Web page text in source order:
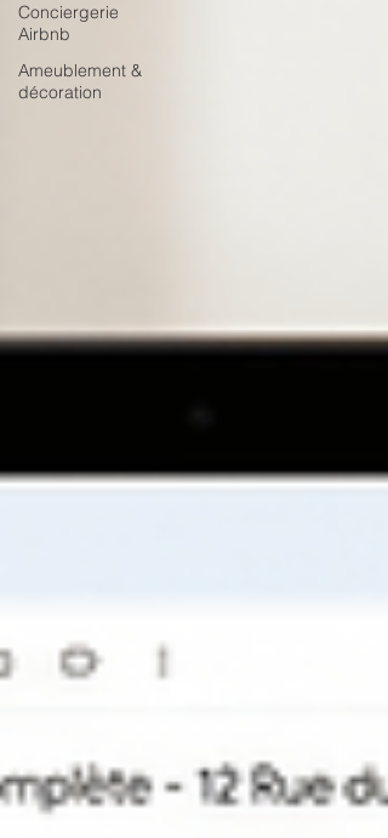
Conciergerie
Airbnb
Ameublement &
décoration